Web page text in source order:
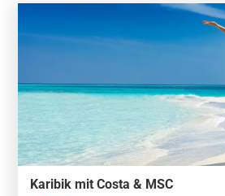
Karibik mit Costa & MSC